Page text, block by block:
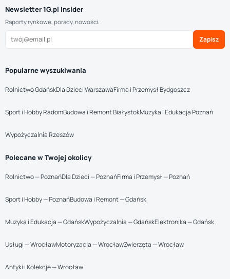
Newsletter 1G.pl Insider
Raporty rynkowe, porady, nowości.
Zapisz
Popularne wyszukiwania
Rolnictwo GdańskDla Dzieci WarszawaFirma i Przemysł Bydgoszcz
Sport i Hobby RadomBudowa i Remont BiałystokMuzyka i Edukacja Poznań
Wypożyczalnia Rzeszów
Polecane w Twojej okolicy
Rolnictwo — PoznańDla Dzieci — PoznańFirma i Przemysł — Poznań
Sport i Hobby — PoznańBudowa i Remont — Gdańsk
Muzyka i Edukacja — GdańskWypożyczalnia — GdańskElektronika — Gdańsk
Usługi — WrocławMotoryzacja — WrocławZwierzęta — Wrocław
Antyki i Kolekcje — Wrocław